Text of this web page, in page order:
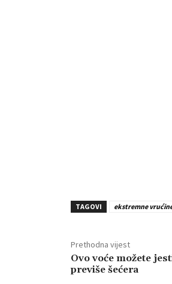
TAGOVI ekstremne
Prethodna vijest
Ovo voće možete
previše šećera